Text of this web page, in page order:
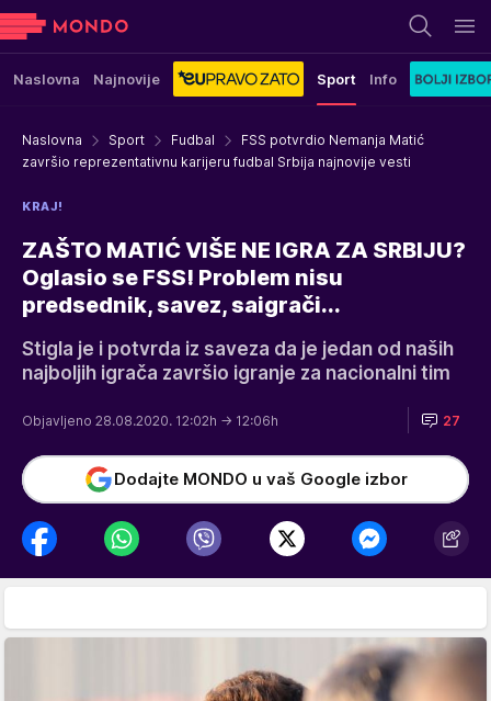
Naslovna Najnovije Sport Info
Naslovna Sport Fudbal
FSS potvrdio Nemanja Matić
završio reprezentativnu karijeru fudbal Srbija najnovije vesti
KRAJ!
ZAŠTO MATIĆ VIŠE NE IGRA ZA SRBIJU?
Oglasio se FSS! Problem nisu
predsednik, savez, saigrači...
Stigla je i potvrda iz saveza da je jedan od naših
najboljih igrača završio igranje za nacionalni tim
Objavljeno 28.08.2020. 12:02h → 12:06h 27
Dodajte MONDO u vaš Google izbor